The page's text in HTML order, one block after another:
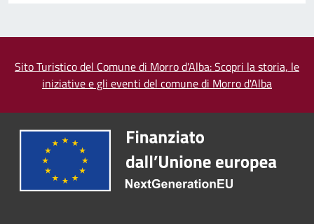
Sito Turistico del Comune di Morro d'Alba: Scopri la storia, le
iniziative e gli eventi del comune di Morro d'Alba